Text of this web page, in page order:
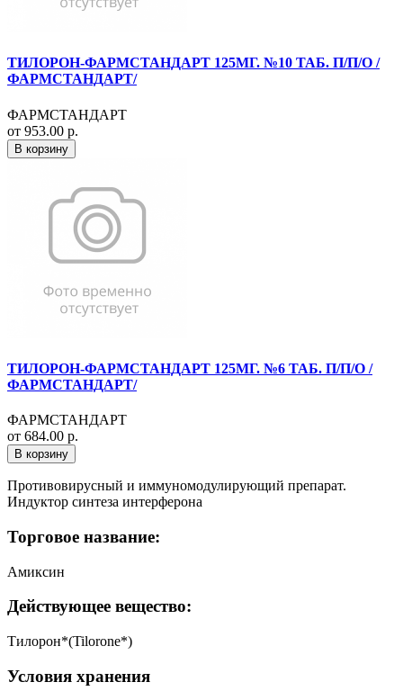
ТИЛОРОН-ФАРМСТАНДАРТ 125МГ. №10 ТАБ. П/П/О /
ФАРМСТАНДАРТ/
ФАРМСТАНДАРТ
от 953.00 р.
В корзину
ТИЛОРОН-ФАРМСТАНДАРТ 125МГ. №6 ТАБ. П/П/О /
ФАРМСТАНДАРТ/
ФАРМСТАНДАРТ
от 684.00 р.
В корзину
Противовирусный и иммуномодулирующий препарат.
Индуктор синтеза интерферона
Торговое название:
Амиксин
Действующее вещество:
Тилорон*(Tilorone*)
Условия хранения